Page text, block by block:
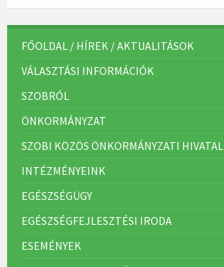
FŐOLDAL / HÍREK / AKTUALITÁSOK
VÁLASZTÁSI INFORMÁCIÓK
SZOBRÓL
ÖNKORMÁNYZAT
SZOBI KÖZÖS ÖNKORMÁNYZATI HIVATAL
INTÉZMÉNYEINK
EGÉSZSÉGÜGY
EGÉSZSÉGFEJLESZTÉSI IRODA
ESEMÉNYEK